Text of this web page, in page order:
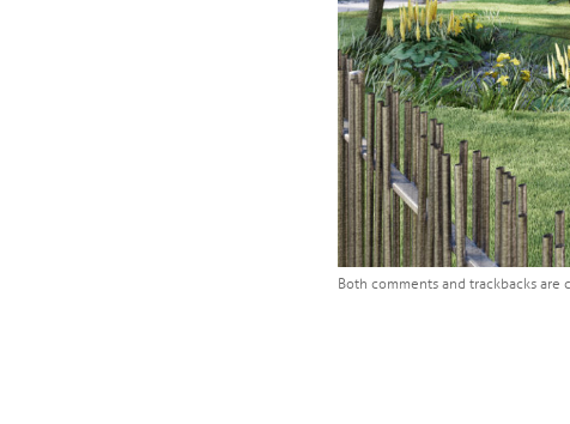
Both comments and trackbacks are